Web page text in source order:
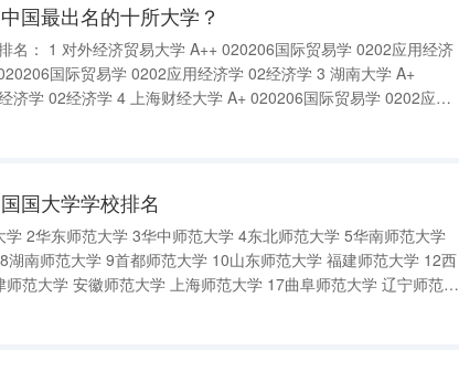
国最出名的十所大学？
名： 1 对外经济贸易大学 A++ 020206国际贸易学 0202应用经济
020206国际贸易学 0202应用
国大学学校排名
2华东师范大学 3华中师范大学 4东北师范大学 5华南师范大学
湖南师范大学 9首都师范大学 10山东师范大学 福建师范大学 12西
范大学 安徽师范大学 上海师范大学 17曲阜师范大学 辽宁师范大
21广西师范大学 浙江师范大学 23云南师范大学 24江西师范大